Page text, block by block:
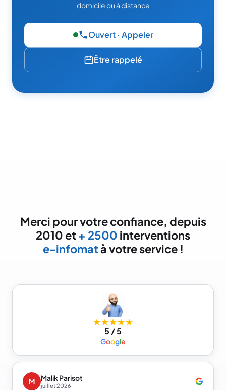
domicile ou à distance
Ouvert · Appeler— 06 49 95 52 86
Être rappelé
Merci pour votre confiance, depuis
2010 et+ 2500 interventions
e-infomatà votre service !
★★★★★
5 / 5
Google
M Malik Parisot
juillet 2026